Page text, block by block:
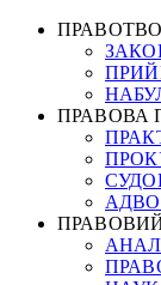
ПРАВОВА